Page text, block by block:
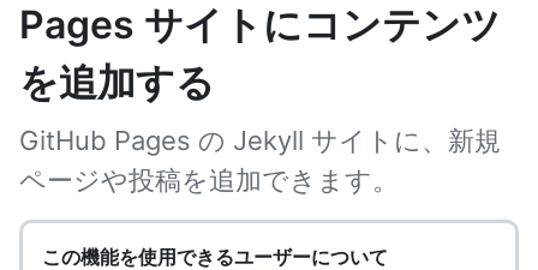
Pages サイトにコンテンツ
を追加する
GitHub Pages の Jekyll サイトに、新規
ページや投稿を追加できます。
この機能を使用できるユーザーについて